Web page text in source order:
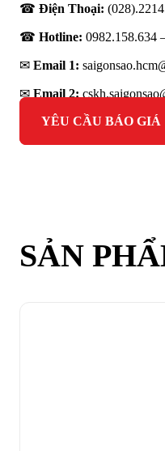
☎ Điện Thoại:
☎ Hotline: 0982.158.634
✉ Email 1:
✉ Email 2:
YÊU CẦU BÁO GIÁ
SẢN